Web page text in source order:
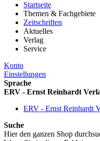
Startseite
Themen & Fachgebiete
Zeitschriften
Aktuelles
Verlag
Service
Konto
Einstellungen
Sprache
ERV - Ernst Reinhardt
ERV - Ernst Reinhardt
Suche
Hier den ganzen Shop